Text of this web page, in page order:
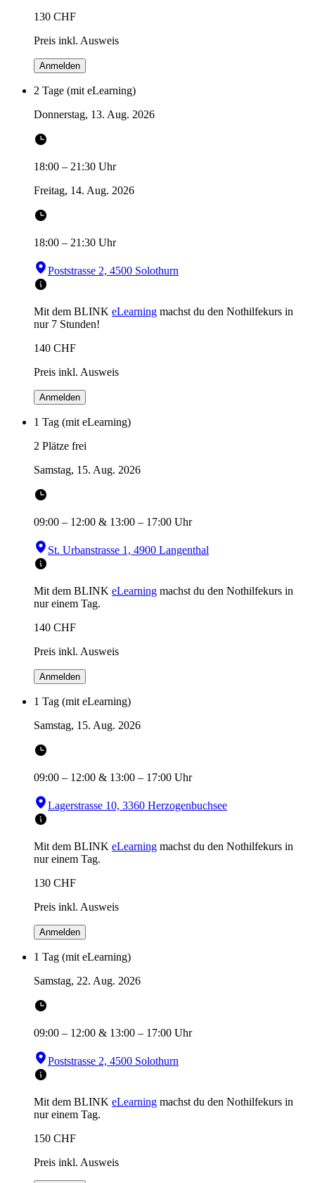
130 CHF
Preis inkl. Ausweis
Anmelden
2 Tage (mit eLearning)
Donnerstag, 13. Aug. 2026
18:00 – 21:30 Uhr
Freitag, 14. Aug. 2026
18:00 – 21:30 Uhr
Poststrasse 2, 4500 Solothurn
Mit dem BLINK eLearning machst du den Nothilfekurs in
nur 7 Stunden!
140 CHF
Preis inkl. Ausweis
Anmelden
1 Tag (mit eLearning)
2 Plätze frei
Samstag, 15. Aug. 2026
09:00 – 12:00 & 13:00 – 17:00 Uhr
St. Urbanstrasse 1, 4900 Langenthal
Mit dem BLINK eLearning machst du den Nothilfekurs in
nur einem Tag.
140 CHF
Preis inkl. Ausweis
Anmelden
1 Tag (mit eLearning)
Samstag, 15. Aug. 2026
09:00 – 12:00 & 13:00 – 17:00 Uhr
Lagerstrasse 10, 3360 Herzogenbuchsee
Mit dem BLINK eLearning machst du den Nothilfekurs in
nur einem Tag.
130 CHF
Preis inkl. Ausweis
Anmelden
1 Tag (mit eLearning)
Samstag, 22. Aug. 2026
09:00 – 12:00 & 13:00 – 17:00 Uhr
Poststrasse 2, 4500 Solothurn
Mit dem BLINK eLearning machst du den Nothilfekurs in
nur einem Tag.
150 CHF
Preis inkl. Ausweis